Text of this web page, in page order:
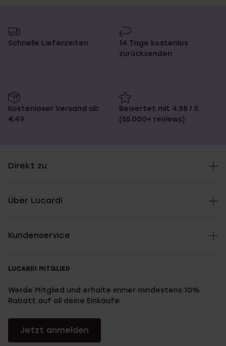
Schnelle Lieferzeiten
14 Tage kostenlos
zurücksenden
Kostenloser Versand ab
€49
Bewertet mit 4,58 / 5
(55.000+ reviews)
Direkt zu
Über Lucardi
Kundenservice
LUCARDI MITGLIED
Werde Mitglied und erhalte immer mindestens 10%
Rabatt auf all deine Einkäufe
Jetzt anmelden